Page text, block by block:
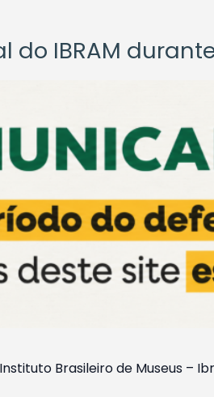
IBRAM
Brasileiro de Museus –